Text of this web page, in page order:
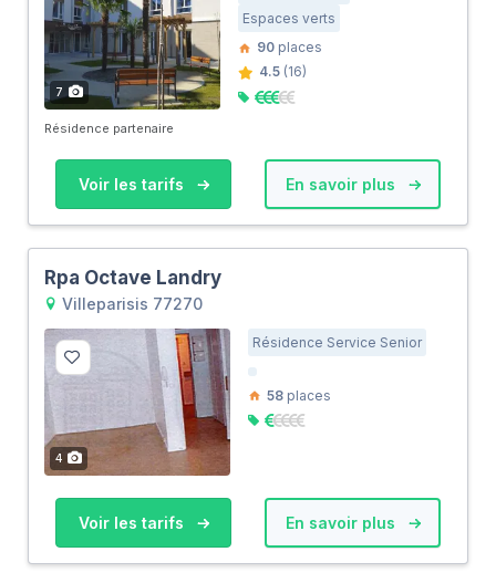
7
Espaces verts
90 places
4.5 (16)
Résidence partenaire
Voir les tarifs En savoir plus
Rpa Octave Landry
Villeparisis 77270
4
Résidence Service Senior
58 places
Voir les tarifs En savoir plus